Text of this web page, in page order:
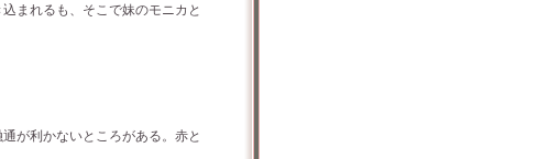
まれるも、そこで妹のモニカと
が利かないところがある。赤と